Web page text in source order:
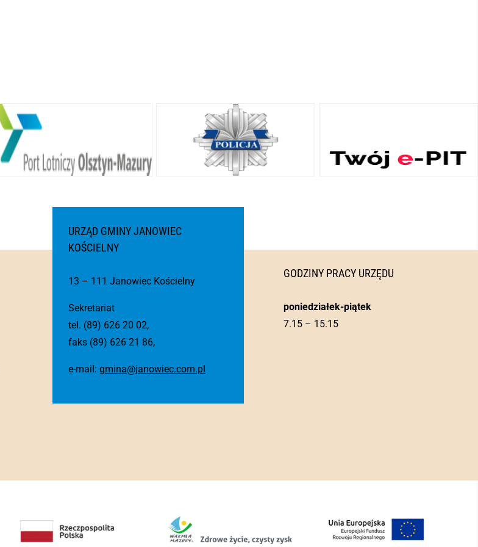
URZĄD GMINY JANOWIEC
KOŚCIELNY
13 – 111 Janowiec Kościelny
Sekretariat
tel. (89) 626 20 02,
faks (89) 626 21 86,
e-mail: gmina@janowiec.com.pl
GODZINY PRACY URZĘDU
poniedziałek-piątek
7.15 – 15.15